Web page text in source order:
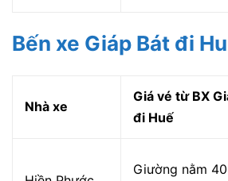
Bến xe Giáp Bát đi
Nhà xe
Giá vé từ BX
đi Huế
Giường nằm